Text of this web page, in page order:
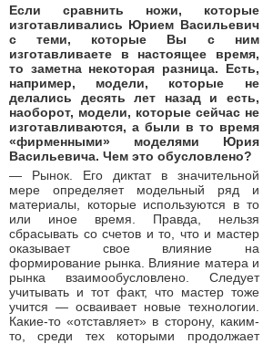
Если сравнить ножи, которые
изготавливались Юрием Васильевич
с теми, которые Вы с ним
изготавливаете в настоящее время,
то заметна некоторая разница. Есть,
например, модели, которые не
делались десять лет назад и есть,
наоборот, модели, которые сейчас не
изготавливаются, а были в то время
«фирменными» моделями Юрия
Васильевича. Чем это обусловлено?
— Рынок. Его диктат в значительной
мере определяет модельный ряд и
материалы, которые используются в то
или иное время. Правда, нельзя
сбрасывать со счетов и то, что и мастер
оказывает свое влияние на
формирование рынка. Влияние матера и
рынка взаимообусловлено. Следует
учитывать и тот факт, что мастер тоже
учится — осваивает новые технологии.
Какие-то «отставляет» в сторону, каким-
то, среди тех которыми продолжает